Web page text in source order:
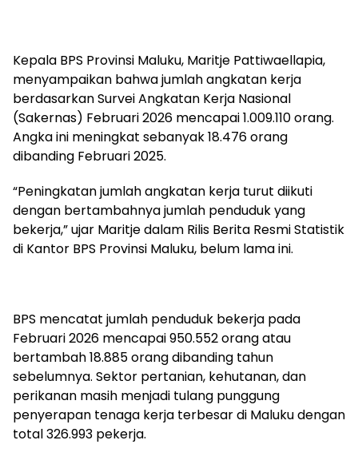
Kepala BPS Provinsi Maluku, Maritje Pattiwaellapia,
menyampaikan bahwa jumlah angkatan kerja
berdasarkan Survei Angkatan Kerja Nasional
(Sakernas) Februari 2026 mencapai 1.009.110 orang.
Angka ini meningkat sebanyak 18.476 orang
dibanding Februari 2025.
“Peningkatan jumlah angkatan kerja turut diikuti
dengan bertambahnya jumlah penduduk yang
bekerja,” ujar Maritje dalam Rilis Berita Resmi Statistik
di Kantor BPS Provinsi Maluku, belum lama ini.
BPS mencatat jumlah penduduk bekerja pada
Februari 2026 mencapai 950.552 orang atau
bertambah 18.885 orang dibanding tahun
sebelumnya. Sektor pertanian, kehutanan, dan
perikanan masih menjadi tulang punggung
penyerapan tenaga kerja terbesar di Maluku dengan
total 326.993 pekerja.